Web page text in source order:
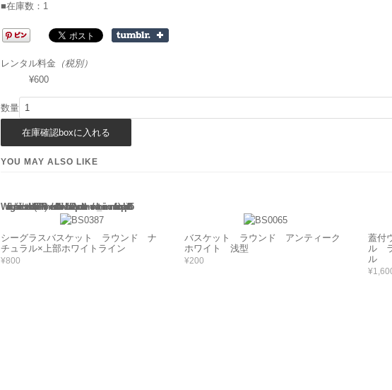
■在庫数：1
レンタル料金 （税別）
¥600
数量
YOU MAY ALSO LIKE
Warning: Use of undefined constant rand - assumed 'rand' (this will throw an Error in a future version of PHP) in/home/users/2/barbie/web/barbie2/wp-content/themes/welcart_minimum/functions.php135
シーグラスバスケット ラウンド ナ
チュラル×上部ホワイトライン
¥800
バスケット ラウンド アンティーク
ホワイト 浅型
¥200
蓋付
ル
ル